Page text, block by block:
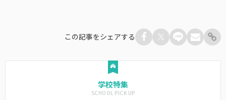
この記事をシェアする
学校特集